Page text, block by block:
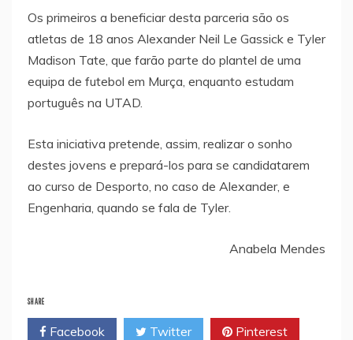
Os primeiros a beneficiar desta parceria são os
atletas de 18 anos Alexander Neil Le Gassick e Tyler
Madison Tate, que farão parte do plantel de uma
equipa de futebol em Murça, enquanto estudam
português na UTAD.
Esta iniciativa pretende, assim, realizar o sonho
destes jovens e prepará-los para se candidatarem
ao curso de Desporto, no caso de Alexander, e
Engenharia, quando se fala de Tyler.
Anabela Mendes
SHARE
Facebook Twitter Pinterest